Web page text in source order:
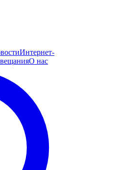
Интернет-
О нас